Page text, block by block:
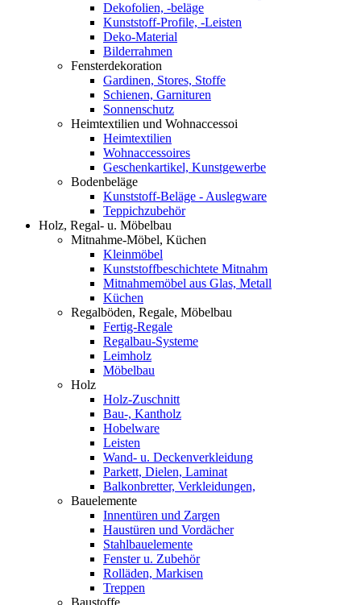
Dekofolien, -beläge
Kunststoff-Profile, -Leisten
Deko-Material
Bilderrahmen
Fensterdekoration
Gardinen, Stores, Stoffe
Schienen, Garnituren
Sonnenschutz
Heimtextilien und Wohnaccessoi
Heimtextilien
Wohnaccessoires
Geschenkartikel, Kunstgewerbe
Bodenbeläge
Kunststoff-Beläge - Auslegware
Teppichzubehör
Holz, Regal- u. Möbelbau
Mitnahme-Möbel, Küchen
Kleinmöbel
Kunststoffbeschichtete Mitnahm
Mitnahmemöbel aus Glas, Metall
Küchen
Regalböden, Regale, Möbelbau
Fertig-Regale
Regalbau-Systeme
Leimholz
Möbelbau
Holz
Holz-Zuschnitt
Bau-, Kantholz
Hobelware
Leisten
Wand- u. Deckenverkleidung
Parkett, Dielen, Laminat
Balkonbretter, Verkleidungen,
Bauelemente
Innentüren und Zargen
Haustüren und Vordächer
Stahlbauelemente
Fenster u. Zubehör
Rolläden, Markisen
Treppen
Baustoffe